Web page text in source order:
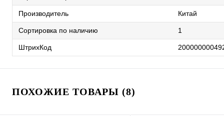
Производитель Китай
Сортировка по наличию 1
ШтрихКод
ПОХОЖИЕ ТОВАРЫ (8)